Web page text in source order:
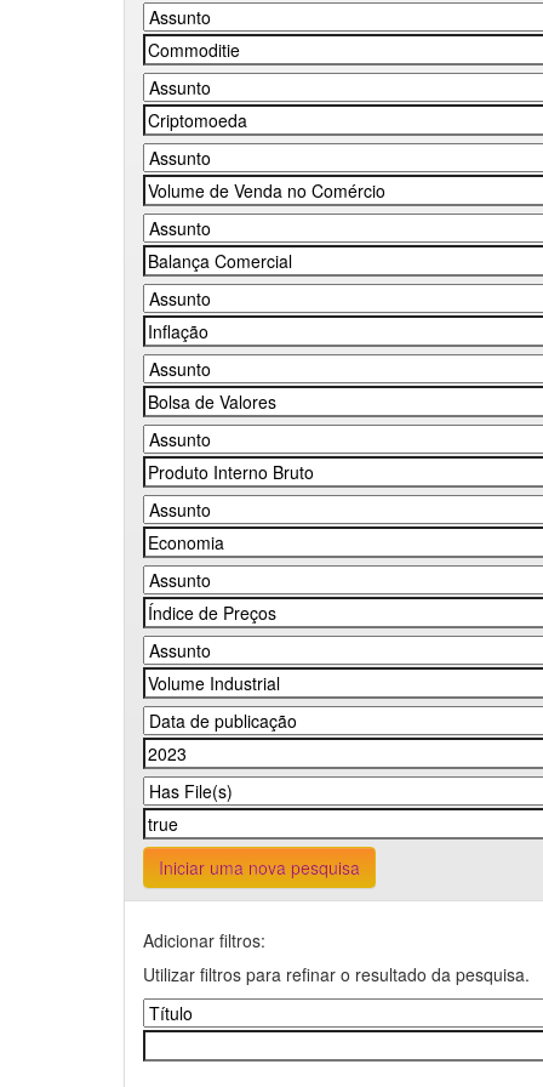
Iniciar uma nova pesquisa
Adicionar filtros:
Utilizar filtros para refinar o resultado da pesquisa.